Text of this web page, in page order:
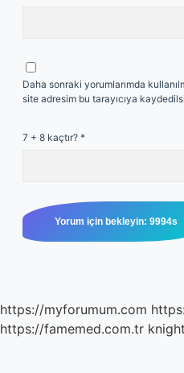
Daha sonraki yorumlarımda
site adresim bu tarayıcıya
7 + 8 kaçtır? *
https://myforumum.com
https://famemed.com.tr